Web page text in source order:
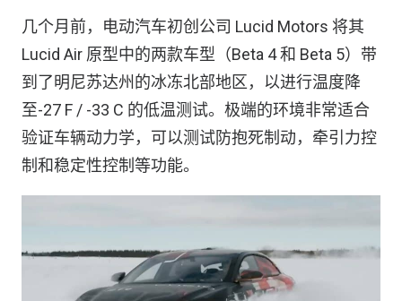
几个月前，电动汽车初创公司 Lucid Motors 将其
Lucid Air 原型中的两款车型（Beta 4 和 Beta 5）带
到了明尼苏达州的冰冻北部地区，以进行温度降
至-27 F / -33 C 的低温测试。极端的环境非常适合
验证车辆动力学，可以测试防抱死制动，牵引力控
制和稳定性控制等功能。